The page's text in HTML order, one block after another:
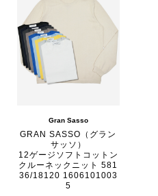
Gran Sasso
GRAN SASSO（グラン
サッソ）
12ゲージソフトコットン
クルーネックニット 581
36/18120 1606101003
5